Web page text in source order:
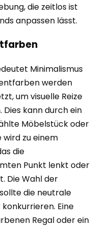
die zeitlos ist
anpassen lässt.
Minimalismus
werden
um visuelle Reize
Dies kann durch ein
Möbelstück oder
wird zu einem
die
Punkt lenkt oder
Die Wahl der
die neutrale
Eine
Regal oder ein